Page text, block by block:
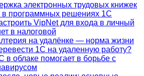
электронных трудовых книжек
в программных решениях 1С
VipNet для входа в личный
в налоговой
на удалёнке — норма жизни
1С на удаленную работу?
в облаке помогает в борьбе с